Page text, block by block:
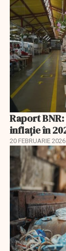
Raport
inflație în
20 FEBRUARIE 2026